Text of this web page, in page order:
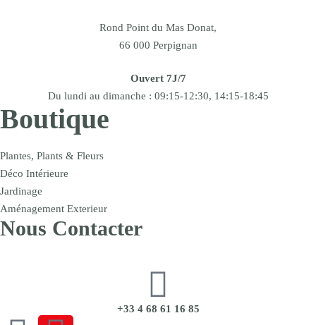
Rond Point du Mas Donat,
66 000 Perpignan
Ouvert 7J/7
Du lundi au dimanche : 09:15-12:30, 14:15-18:45
Boutique
Plantes, Plants & Fleurs
Déco Intérieure
Jardinage
Aménagement Exterieur
Nous Contacter
+33 4 68 61 16 85